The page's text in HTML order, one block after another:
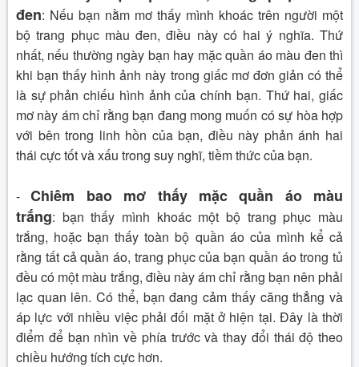
đen: Nếu bạn nằm mơ thấy mình khoác trên người một
bộ trang phục màu đen, điều này có hai ý nghĩa. Thứ
nhất, nếu thường ngày bạn hay mặc quần áo màu đen thì
khi bạn thấy hình ảnh này trong giấc mơ đơn giản có thể
là sự phản chiếu hình ảnh của chính bạn. Thứ hai, giấc
mơ này ám chỉ rằng bạn đang mong muốn có sự hòa hợp
với bên trong linh hồn của bạn, điều này phản ánh hai
thái cực tốt và xấu trong suy nghĩ, tiềm thức của bạn.
-Chiêm bao mơ thấy mặc quần áo màu
trắng: bạn thấy mình khoác một bộ trang phục màu
trắng, hoặc bạn thấy toàn bộ quần áo của mình kể cả
rằng tất cả quần áo, trang phục của bạn quần áo trong tủ
đều có một màu trắng, điều này ám chỉ rằng bạn nên phải
lạc quan lên.Có thể, bạn đang cảm thấy căng thẳng và
áp lực với nhiều việc phải đối mặt ở hiện tại. Đây là thời
điểm để bạn nhìn về phía trước và thay đổi thái độ theo
chiều hướng tích cực hơn.